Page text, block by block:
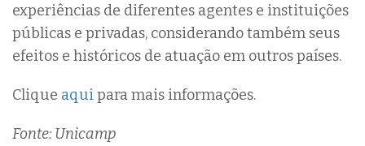
experiências de diferentes agentes e instituições
públicas e privadas, considerando também seus
efeitos e históricos de atuação em outros países.
Clique aquipara mais informações.
Fonte: Unicamp